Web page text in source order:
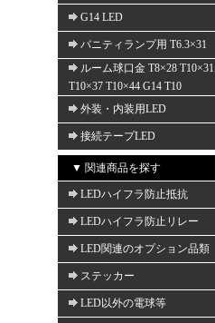
G14 LED
バニティランプ用 T6.3×31
ルーム球口金 T8×28 T10×31
T10×37 T10×44 G14 T10
外装・内装用LED
接続テープLED
▼ 関連商品を探す
LEDハイフラ防止抵抗
LEDハイフラ防止リレー
LED関連のオプション品類
ステッカー
LED以外の電球等